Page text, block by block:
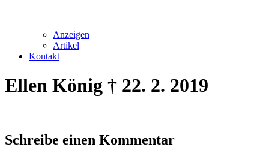
Anzeigen
Artikel
Kontakt
Ellen König † 22. 2. 2019
Schreibe einen Kommentar